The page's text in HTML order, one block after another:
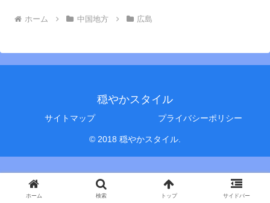
ホーム 中国地方 広島
穏やかスタイル
サイトマップ プライバシーポリシー
© 2018 穏やかスタイル.
ホーム 検索 トップ サイドバー